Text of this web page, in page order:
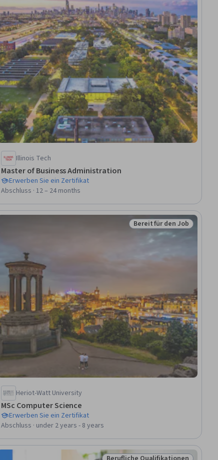
Illinois Tech
Master of Business Administration
Erwerben Sie ein Zertifikat
Abschluss · 12 – 24 months
Status: Bereit für den
Bereit für den Job
Heriot-Watt University
MSc Computer Science
Erwerben Sie ein Zertifikat
Abschluss · under 2 years - 8 years